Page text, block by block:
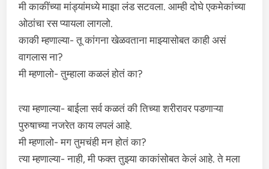
मी काकींच्या मांड्यांमध्ये माझा लंड सटवला. आम्ही दोघे एकमेकांच्या
ओठांचा रस प्यायला लागलो.
काकी म्हणाल्या- तू कांगना खेळवताना माझ्यासोबत काही असं
वागलास ना?
मी म्हणालो- तुम्हाला कळलं होतं का?
त्या म्हणाल्या- बाईला सर्व कळतं की तिच्या शरीरावर पडणाऱ्या
पुरुषाच्या नजरेत काय लपलं आहे.
मी म्हणालो- मग तुमचंही मन होतं का?
त्या म्हणाल्या- नाही, मी फक्त तुझ्या काकांसोबत केलं आहे. ते मला